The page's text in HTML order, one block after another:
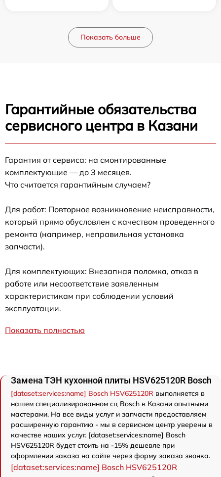
Показать больше
Гарантийные обязательства
сервисного центра в Казани
Гарантия от сервиса: на смонтированные
комплектующие — до 3 месяцев.
Что считается гарантийным случаем?
Для работ: Повторное возникновение неисправности,
который прямо обусловлен с качеством проведенного
ремонта (например, неправильная установка
запчасти).
Для комплектующих: Внезапная поломка, отказ в
работе или несоответствие заявленным
характеристикам при соблюдении условий
эксплуатации.
Показать полностью
Замена ТЭН кухонной плиты HSV625120R Bosch
[dataset:services:name] Bosch HSV625120R выполняется в
нашем специализированном сц Bosch в Казани опытными
мастерами. На все виды услуг и запчасти предоставляем
расширенную гарантию - мы в сервисном центр уверены в
качестве наших услуг. [dataset:services:name] Bosch
HSV625120R будет стоить на -15% дешевле при
оформлении заказа на сайте через форму заказа звонка.
[dataset:services:name] Bosch HSV625120R